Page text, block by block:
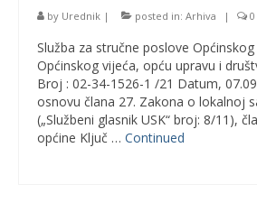
by Urednik | posted in: Arhiva | 0
Služba za stručne poslove
Općinskog vijeća, opću upravu i
Broj : 02-34-1526-1 /21 Datum,
osnovu člana 27. Zakona o lokalnoj
(„Službeni glasnik USK“ broj: 8/11),
općine Ključ … Continued